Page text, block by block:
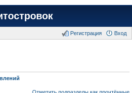
Вход
Регистрация